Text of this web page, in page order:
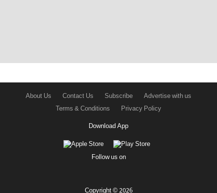
About Us Contact Us Subscribe
Advertise with us
Terms & Conditions
Privacy Policy
Download App
Follow us on
Copyright © 2026